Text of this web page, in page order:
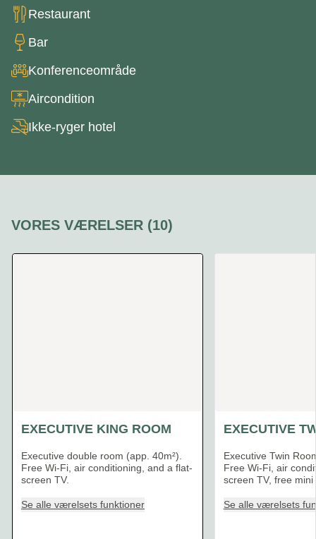
Restaurant
Bar
Konferenceområde
Aircondition
Ikke-ryger hotel
VORES VÆRELSER (10)
Slide 1 af 10
EXECUTIVE KING ROOM
Executive double room (app. 40m²).
Free Wi-Fi, air conditioning, and a flat-
screen TV.
Se alle værelsets funktioner
EXECUTIVE
Executive Twin
Free Wi-Fi, air
screen TV, free mini
Se alle værelsets